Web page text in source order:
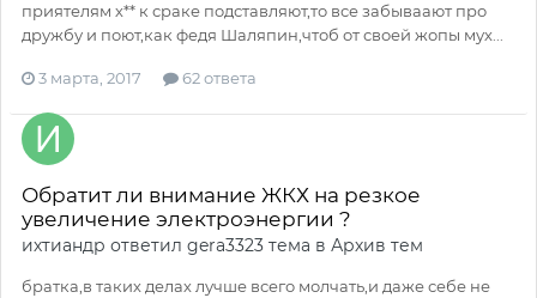
приятелям х** к сраке подставляют,то все забываают про
дружбу и поют,как федя Шаляпин,чтоб от своей жопы мух...
3 марта, 2017 62 ответа
Обратит ли внимание ЖКХ на резкое
увеличение электроэнергии ?
ихтиандр ответил gera3323 тема в Архив тем
братка,в таких делах лучше всего молчать,и даже себе не